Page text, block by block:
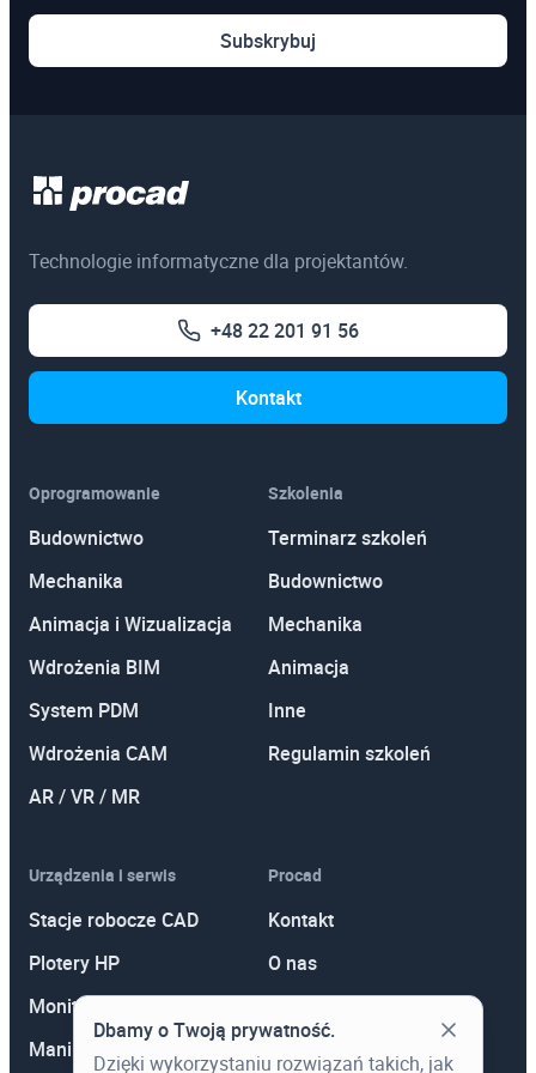
Pozostałe
Szkolenia online
Egzaminy certyfikacyjne
3ds Max
Autodesk Revit Architecture
Subskrybuj
Technologie informatyczne dla projektantów.
+48 22 201 91 56
Kontakt
Oprogramowanie
Budownictwo
Mechanika
Animacja i Wizualizacja
Wdrożenia BIM
System PDM
Wdrożenia CAM
AR / VR / MR
Szkolenia
Terminarz szkoleń
Budownictwo
Mechanika
Animacja
Inne
Regulamin szkoleń
Urządzenia i serwis
Stacje robocze CAD
Plotery HP
Monitory
Manipulatory 3D
Procad
Kontakt
O nas
Promocje
Dbamy o Twoją prywatność.
Dzięki wykorzystaniu rozwiązań takich, jak